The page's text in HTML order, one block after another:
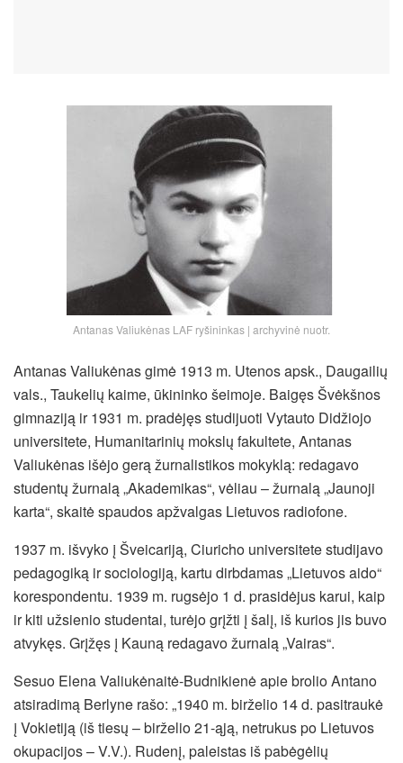
Antanas Valiukėnas LAF ryšininkas | archyvinė nuotr.
Antanas Valiukėnas gimė 1913 m. Utenos apsk., Daugailių
vals., Taukelių kaime, ūkininko šeimoje. Baigęs Švėkšnos
gimnaziją ir 1931 m. pradėjęs studijuoti Vytauto Didžiojo
universitete, Humanitarinių mokslų fakultete, Antanas
Valiukėnas išėjo gerą žurnalistikos mokyklą: redagavo
studentų žurnalą „Akademikas“, vėliau – žurnalą „Jaunoji
karta“, skaitė spaudos apžvalgas Lietuvos radiofone.
1937 m. išvyko į Šveicariją, Ciuricho universitete studijavo
pedagogiką ir sociologiją, kartu dirbdamas „Lietuvos aido“
korespondentu. 1939 m. rugsėjo 1 d. prasidėjus karui, kaip
ir kiti užsienio studentai, turėjo grįžti į šalį, iš kurios jis buvo
atvykęs. Grįžęs į Kauną redagavo žurnalą „Vairas“.
Sesuo Elena Valiukėnaitė-Budnikienė apie brolio Antano
atsiradimą Berlyne rašo: „1940 m. birželio 14 d. pasitraukė
į Vokietiją (iš tiesų – birželio 21-ąją, netrukus po Lietuvos
okupacijos – V.V.). Rudenį, paleistas iš pabėgėlių